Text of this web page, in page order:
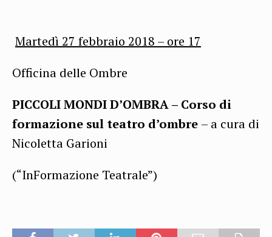
Martedì 27 febbraio 2018 – ore 17
Officina delle Ombre
PICCOLI MONDI D’OMBRA – Corso di
formazione sul teatro d’ombre – a cura di
Nicoletta Garioni
(“InFormazione Teatrale”)